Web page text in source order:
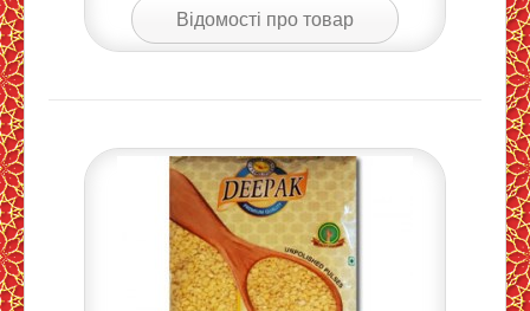
Відомості про товар